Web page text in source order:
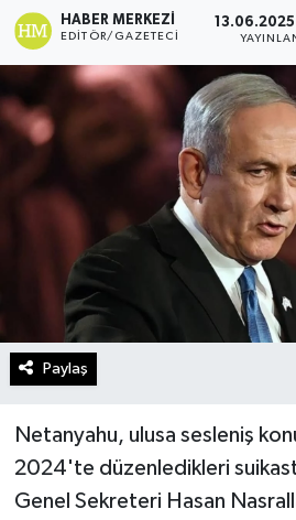
HABER MERKEZI
EDITÖR/GAZETECI
Paylaş
Netanyahu, ulusa sesleniş
2024'te düzenledikleri
Genel Sekreteri Hasan
Sağlık
Teknoloji
Turizm
Kültür - Sanat
Lider Haber TV Canlı
Son Dakika Haberleri
Haber Arşivi